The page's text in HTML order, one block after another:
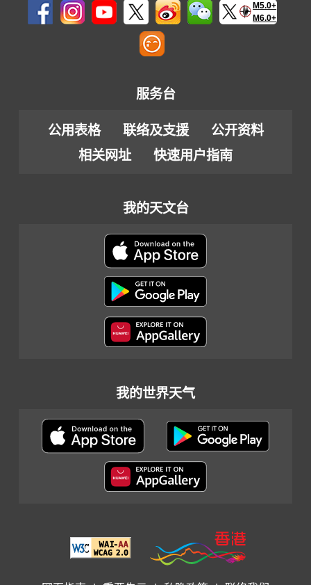
M5.0+
M6.0+
服务台
公用表格 联络及支援
公开资料
相关网址
快速用户指南
我的天文台
我的世界天气